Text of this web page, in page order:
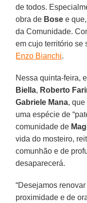
de todos.
obra de Bose e
da Comunidade.
em cujo território se
Enzo Bianchi.
Nessa quinta-feira,
Biella, Roberto
Gabriele Mana,
uma espécie de
comunidade de
vida do mosteiro,
comunhão e de
desaparecerá.
“Desejamos
proximidade e de